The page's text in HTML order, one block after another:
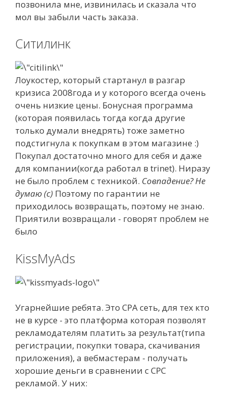
позвонила мне, извинилась и сказала что
мол вы забыли часть заказа.
Ситилинк
Лоукостер, который стартанул в разгар
кризиса 2008года и у которого всегда очень
очень низкие цены. Бонусная программа
(которая появилась тогда когда другие
только думали внедрять) тоже заметно
подстигнула к покупкам в этом магазине :)
Покупал достаточно много для себя и даже
для компании(когда работал в trinet). Ниразу
не было проблем с техникой. Совпадение? Не
думаю (с) Поэтому по гарантии не
приходилось возвращать, поэтому не знаю.
Приятили возвращали - говорят проблем не
было
KissMyAds
Угарнейшие ребята. Это CPA сеть, для тех кто
не в курсе - это платформа которая позволят
рекламодателям платить за результат(типа
регистрации, покупки товара, скачивания
приложения), а вебмастерам - получать
хорошие деньги в сравнении с CPC
рекламой. У них: